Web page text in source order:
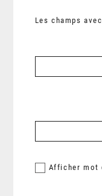
Les champs
Afficher mot